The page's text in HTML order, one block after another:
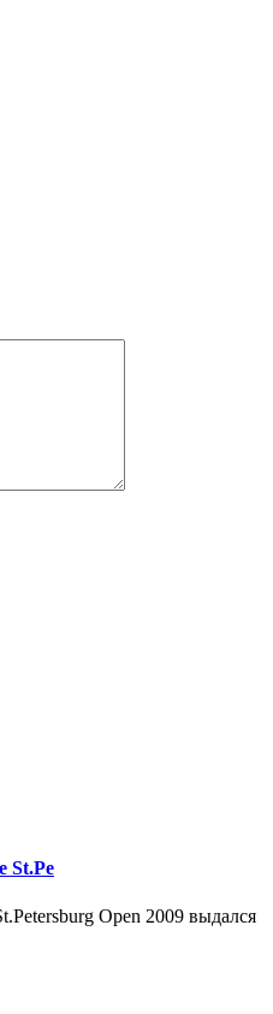
St.Pe
Open 2009 выдался